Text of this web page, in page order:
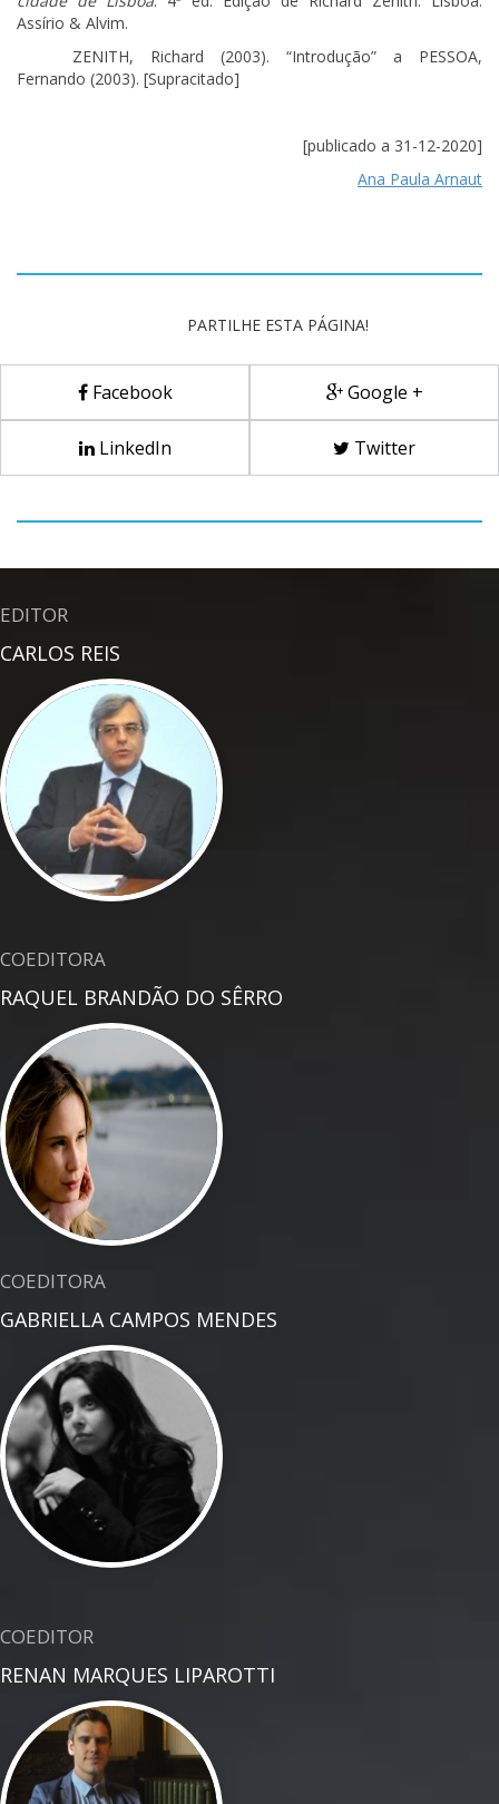
Assírio & Alvim.
ZENITH, Richard (2003). “Introdução” a PESSOA,
Fernando (2003). [Supracitado]
[publicado a 31-12-2020]
Ana Paula Arnaut
PARTILHE ESTA PÁGINA!
Facebook Google +
LinkedIn Twitter
EDITOR
CARLOS REIS
COEDITORA
RAQUEL BRANDÃO DO SÊRRO
COEDITORA
GABRIELLA CAMPOS MENDES
COEDITOR
RENAN MARQUES LIPAROTTI